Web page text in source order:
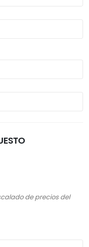
de precios del